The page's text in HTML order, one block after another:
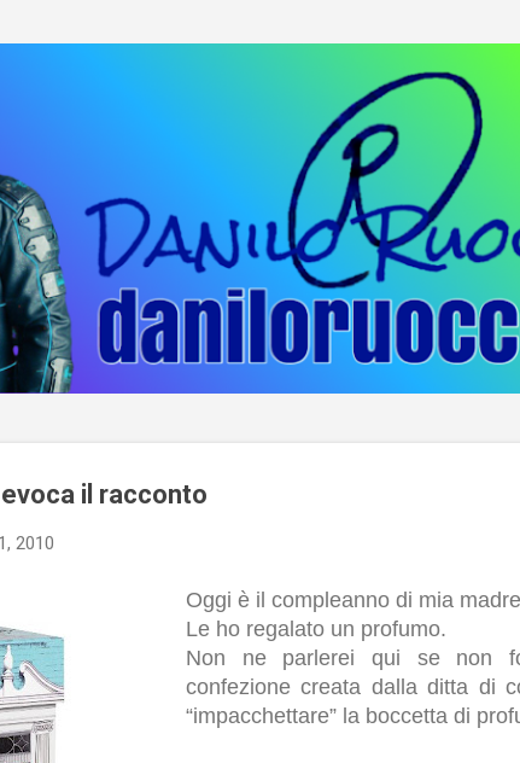
il racconto
2010
Oggi è il compleanno di mia
Le ho regalato un profumo.
Non ne parlerei qui se non
confezione creata dalla ditta di
“impacchettare” la boccetta di